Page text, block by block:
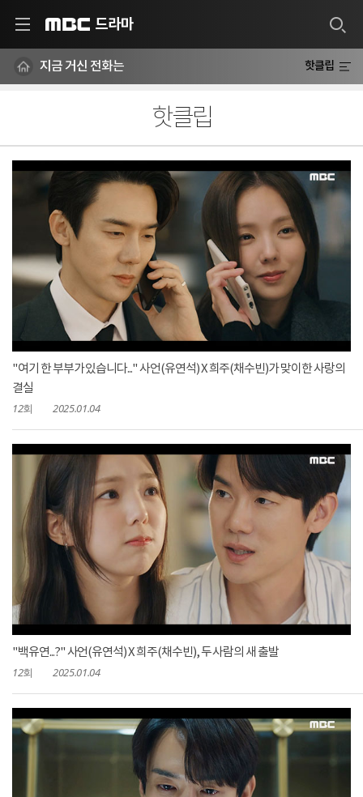
드라마
지금 거신 전화는 핫클립
핫클립
"여기 한 부부가 있습니다..." 사언(유연석) X 희주(채수빈)가 맞이한 사랑의
결실
12회 2025.01.04
"백유연...?" 사언(유연석) X 희주(채수빈), 두 사람의 새 출발
12회 2025.01.04